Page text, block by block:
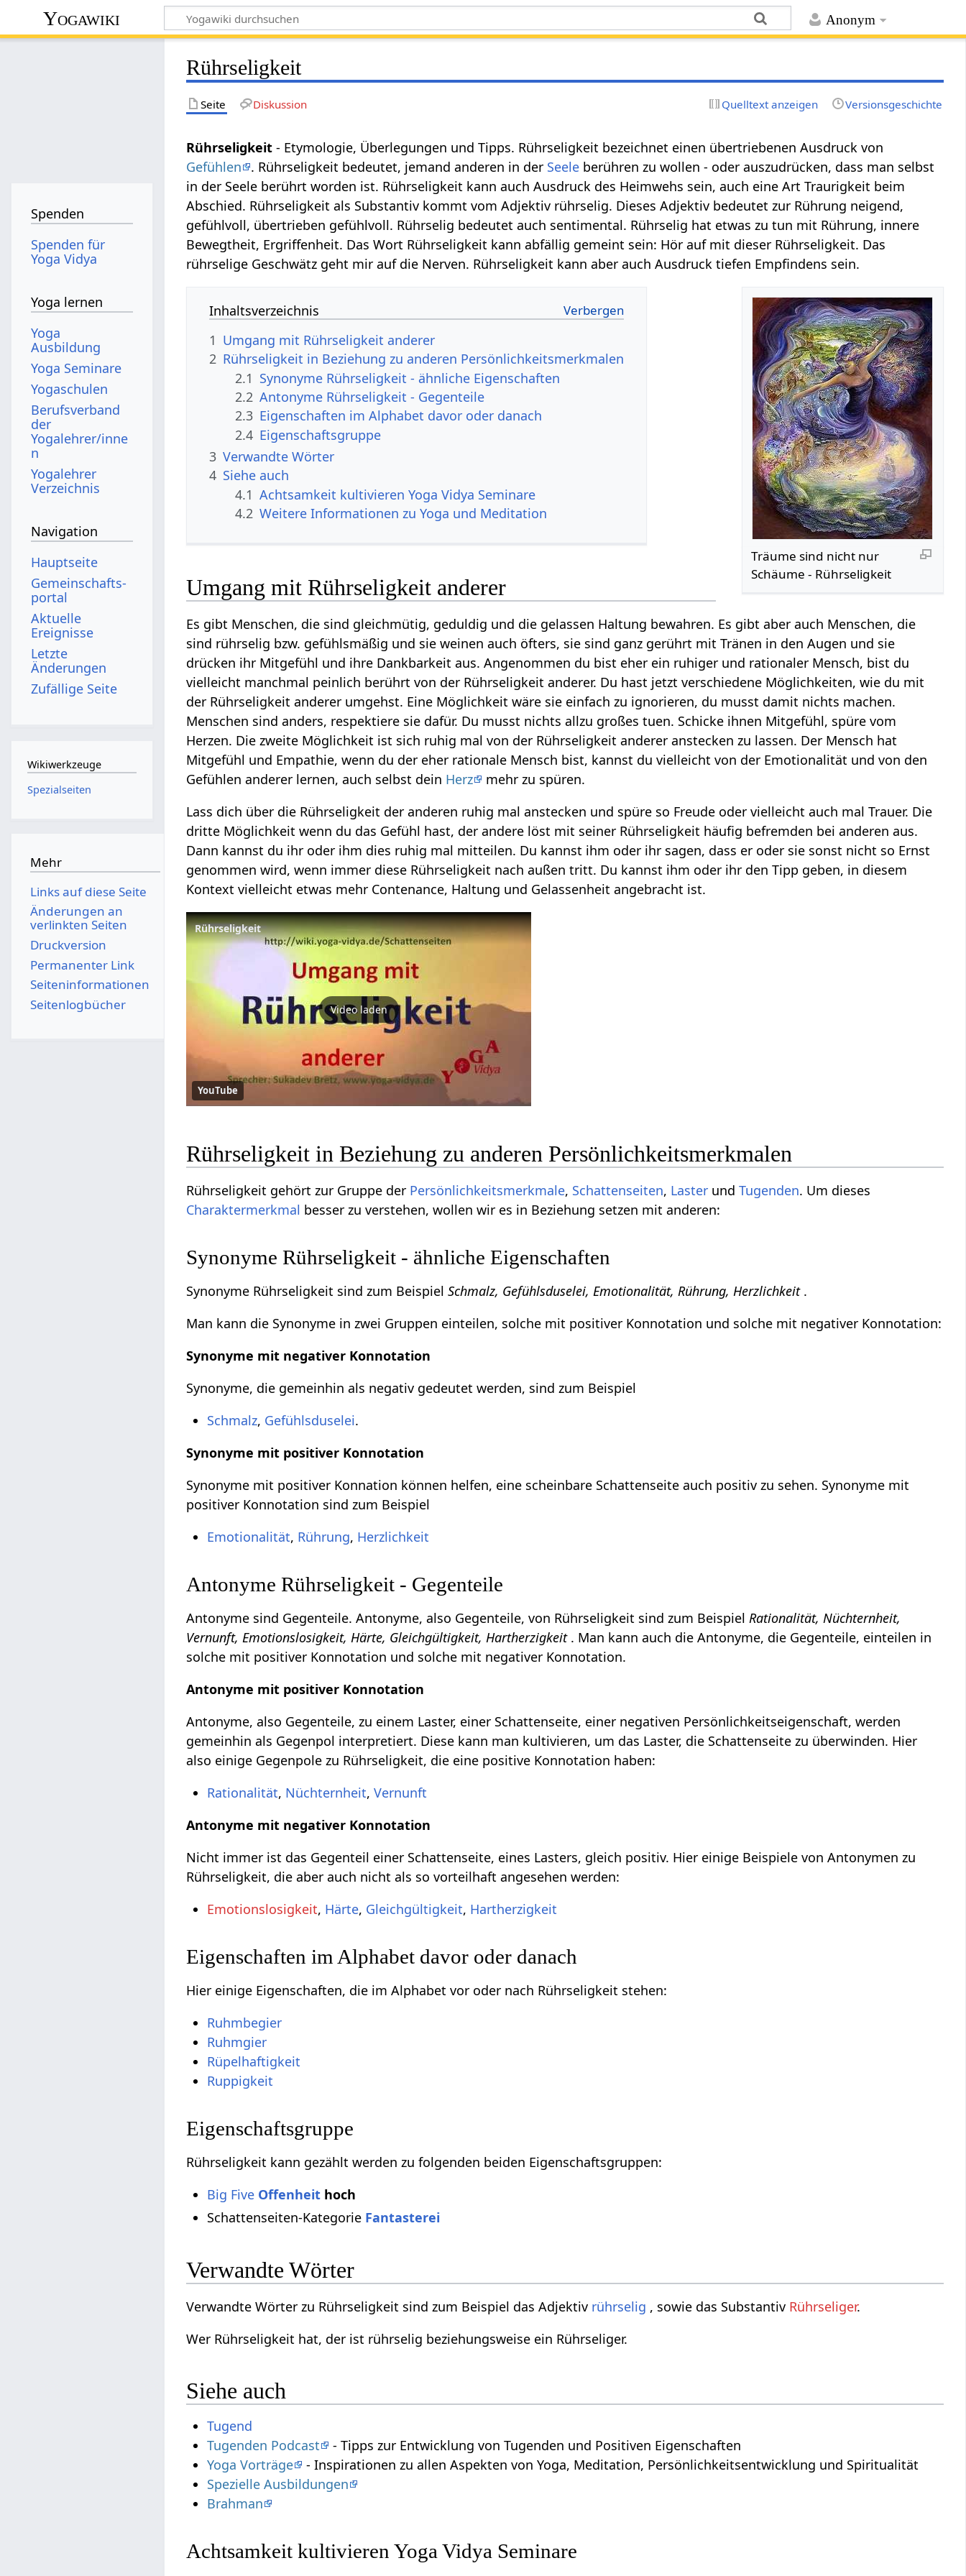
Anonym
Yogawiki
Rührseligkeit
Seite Diskussion Quelltext anzeigen Versionsgeschichte
Rührseligkeit - Etymologie, Überlegungen und Tipps. Rührseligkeit bezeichnet einen übertriebenen Ausdruck von
Gefühlen
. Rührseligkeit bedeutet, jemand anderen in der Seele berühren zu wollen - oder auszudrücken, dass man selbst
in der Seele berührt worden ist. Rührseligkeit kann auch Ausdruck des Heimwehs sein, auch eine Art Traurigkeit beim
Abschied. Rührseligkeit als Substantiv kommt vom Adjektiv rührselig. Dieses Adjektiv bedeutet zur Rührung neigend,
gefühlvoll, übertrieben gefühlvoll. Rührselig bedeutet auch sentimental. Rührselig hat etwas zu tun mit Rührung, innere
Bewegtheit, Ergriffenheit. Das Wort Rührseligkeit kann abfällig gemeint sein: Hör auf mit dieser Rührseligkeit. Das
rührselige Geschwätz geht mir auf die Nerven. Rührseligkeit kann aber auch Ausdruck tiefen Empfindens sein.
Träume sind nicht nur
Schäume - Rührseligkeit
Inhaltsverzeichnis
1 Umgang mit Rührseligkeit anderer
2 Rührseligkeit in Beziehung zu anderen Persönlichkeitsmerkmalen
2.1 Synonyme Rührseligkeit - ähnliche Eigenschaften
2.2 Antonyme Rührseligkeit - Gegenteile
2.3 Eigenschaften im Alphabet davor oder danach
2.4 Eigenschaftsgruppe
3 Verwandte Wörter
4 Siehe auch
4.1 Achtsamkeit kultivieren Yoga Vidya Seminare
4.2 Weitere Informationen zu Yoga und Meditation
Umgang mit Rührseligkeit anderer
Es gibt Menschen, die sind gleichmütig, geduldig und die gelassen Haltung bewahren. Es gibt aber auch Menschen, die
sind rührselig bzw. gefühlsmäßig und sie weinen auch öfters, sie sind ganz gerührt mit Tränen in den Augen und sie
drücken ihr Mitgefühl und ihre Dankbarkeit aus. Angenommen du bist eher ein ruhiger und rationaler Mensch, bist du
vielleicht manchmal peinlich berührt von der Rührseligkeit anderer. Du hast jetzt verschiedene Möglichkeiten, wie du mit
der Rührseligkeit anderer umgehst. Eine Möglichkeit wäre sie einfach zu ignorieren, du musst damit nichts machen.
Menschen sind anders, respektiere sie dafür. Du musst nichts allzu großes tuen. Schicke ihnen Mitgefühl, spüre vom
Herzen. Die zweite Möglichkeit ist sich ruhig mal von der Rührseligkeit anderer anstecken zu lassen. Der Mensch hat
Mitgefühl und Empathie, wenn du der eher rationale Mensch bist, kannst du vielleicht von der Emotionalität und von den
Gefühlen anderer lernen, auch selbst dein Herz
mehr zu spüren.
Lass dich über die Rührseligkeit der anderen ruhig mal anstecken und spüre so Freude oder vielleicht auch mal Trauer. Die
dritte Möglichkeit wenn du das Gefühl hast, der andere löst mit seiner Rührseligkeit häufig befremden bei anderen aus.
Dann kannst du ihr oder ihm dies ruhig mal mitteilen. Du kannst ihm oder ihr sagen, dass er oder sie sonst nicht so Ernst
genommen wird, wenn immer diese Rührseligkeit nach außen tritt. Du kannst ihm oder ihr den Tipp geben, in diesem
Kontext vielleicht etwas mehr Contenance, Haltung und Gelassenheit angebracht ist.
Rührseligkeit
Video laden
YouTube
Rührseligkeit in Beziehung zu anderen Persönlichkeitsmerkmalen
Rührseligkeit gehört zur Gruppe der Persönlichkeitsmerkmale, Schattenseiten, Laster undTugenden. Um dieses
Charaktermerkmal besser zu verstehen, wollen wir es in Beziehung setzen mit anderen:
Synonyme Rührseligkeit - ähnliche Eigenschaften
Synonyme Rührseligkeit sind zum BeispielSchmalz, Gefühlsduselei, Emotionalität, Rührung, Herzlichkeit .
Man kann die Synonyme in zwei Gruppen einteilen, solche mit positiver Konnotation und solche mit negativer Konnotation:
Synonyme mit negativer Konnotation
Synonyme, die gemeinhin als negativ gedeutet werden, sind zum Beispiel
Schmalz, Gefühlsduselei.
Synonyme mit positiver Konnotation
Synonyme mit positiver Konnation können helfen, eine scheinbare Schattenseite auch positiv zu sehen. Synonyme mit
positiver Konnotation sind zum Beispiel
Emotionalität, Rührung, Herzlichkeit
Antonyme Rührseligkeit - Gegenteile
Antonyme sind Gegenteile. Antonyme, also Gegenteile, von Rührseligkeit sind zum Beispiel Rationalität, Nüchternheit,
Vernunft, Emotionslosigkeit, Härte, Gleichgültigkeit, Hartherzigkeit . Man kann auch die Antonyme, die Gegenteile, einteilen in
solche mit positiver Konnotation und solche mit negativer Konnotation.
Antonyme mit positiver Konnotation
Antonyme, also Gegenteile, zu einem Laster, einer Schattenseite, einer negativen Persönlichkeitseigenschaft, werden
gemeinhin als Gegenpol interpretiert. Diese kann man kultivieren, um das Laster, die Schattenseite zu überwinden. Hier
also einige Gegenpole zu Rührseligkeit, die eine positive Konnotation haben:
Rationalität, Nüchternheit,Vernunft
Antonyme mit negativer Konnotation
Nicht immer ist das Gegenteil einer Schattenseite, eines Lasters, gleich positiv. Hier einige Beispiele von Antonymen zu
Rührseligkeit, die aber auch nicht als so vorteilhaft angesehen werden:
Emotionslosigkeit, Härte, Gleichgültigkeit, Hartherzigkeit
Eigenschaften im Alphabet davor oder danach
Hier einige Eigenschaften, die im Alphabet vor oder nach Rührseligkeit stehen:
Ruhmbegier
Ruhmgier
Rüpelhaftigkeit
Ruppigkeit
Eigenschaftsgruppe
Rührseligkeit kann gezählt werden zu folgenden beiden Eigenschaftsgruppen:
Big Five Offenheit hoch
Schattenseiten-Kategorie Fantasterei
Verwandte Wörter
Verwandte Wörter zu Rührseligkeit sind zum Beispiel das Adjektiv rührselig , sowie das Substantiv Rührseliger.
Wer Rührseligkeit hat, der ist rührselig beziehungsweise ein Rührseliger.
Siehe auch
Tugend
Tugenden Podcast
- Tipps zur Entwicklung von Tugenden und Positiven Eigenschaften
Yoga Vorträge
- Inspirationen zu allen Aspekten von Yoga, Meditation, Persönlichkeitsentwicklung und Spiritualität
Spezielle Ausbildungen
Brahman
Achtsamkeit kultivieren Yoga Vidya Seminare
Spenden
Spenden für
Yoga Vidya
Yoga lernen
Yoga
Ausbildung
Yoga Seminare
Yogaschulen
Berufsverband
der
Yogalehrer/inne
n
Yogalehrer
Verzeichnis
Navigation
Hauptseite
Gemeinschafts­
portal
Aktuelle
Ereignisse
Letzte
Änderungen
Zufällige Seite
Wikiwerkzeuge
Spezialseiten
Mehr
Links auf diese Seite
Änderungen an
verlinkten Seiten
Druckversion
Permanenter Link
Seiten­­informationen
Seitenlogbücher